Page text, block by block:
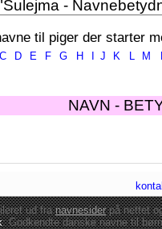
til piger der starter
C D E F G H J K L M
NAVN -
ud franavnesiderpå nettet
: Godkendte danskenavne til børn